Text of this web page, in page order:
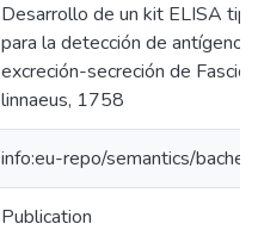
Desarrollo de un kit ELISA
para la detección de
excreción-secreción de
linnaeus, 1758
info:eu-repo/semantics/
Publication